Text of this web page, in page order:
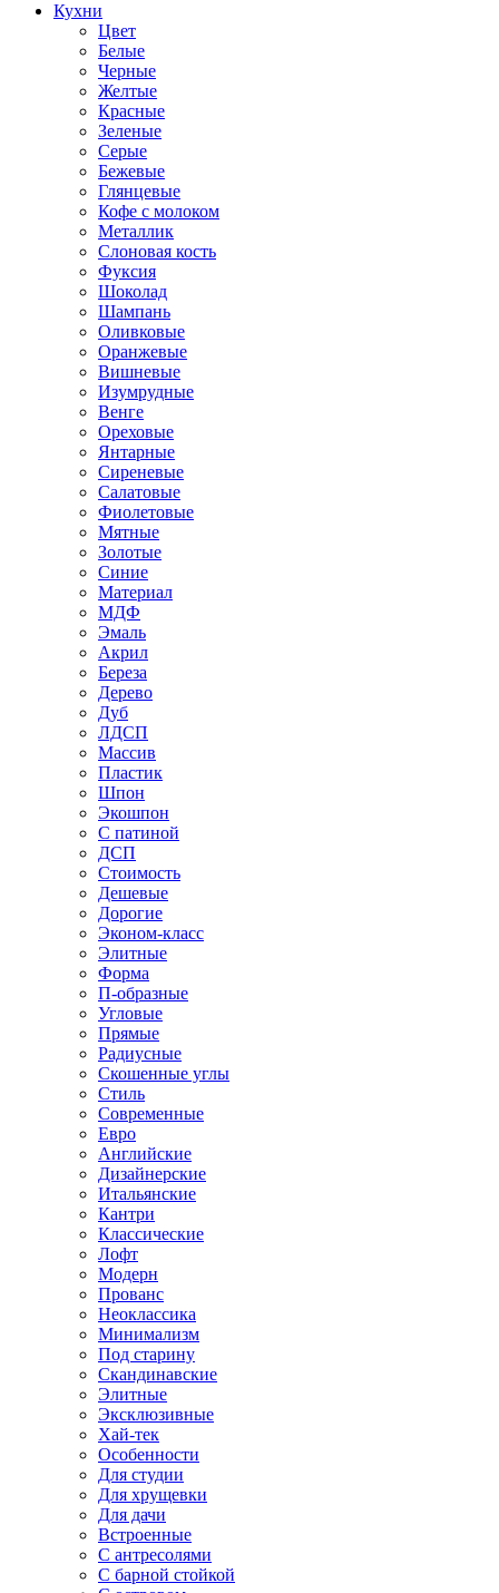
Кухни
Цвет
Белые
Черные
Желтые
Красные
Зеленые
Серые
Бежевые
Глянцевые
Кофе с молоком
Металлик
Слоновая кость
Фуксия
Шоколад
Шампань
Оливковые
Оранжевые
Вишневые
Изумрудные
Венге
Ореховые
Янтарные
Сиреневые
Салатовые
Фиолетовые
Мятные
Золотые
Синие
Материал
МДФ
Эмаль
Акрил
Береза
Дерево
Дуб
ЛДСП
Массив
Пластик
Шпон
Экошпон
С патиной
ДСП
Стоимость
Дешевые
Дорогие
Эконом-класс
Элитные
Форма
П-образные
Угловые
Прямые
Радиусные
Скошенные углы
Стиль
Современные
Евро
Английские
Дизайнерские
Итальянские
Кантри
Классические
Лофт
Модерн
Прованс
Неоклассика
Минимализм
Под старину
Скандинавские
Элитные
Эксклюзивные
Хай-тек
Особенности
Для студии
Для хрущевки
Для дачи
Встроенные
С антресолями
С барной стойкой